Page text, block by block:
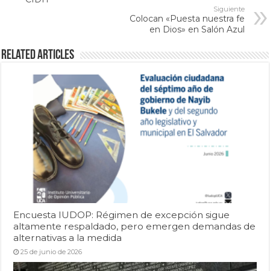
Siguiente
Colocan «Puesta nuestra fe
en Dios» en Salón Azul
Related Articles
Encuesta IUDOP: Régimen de excepción sigue
altamente respaldado, pero emergen demandas de
alternativas a la medida
25 de junio de 2026